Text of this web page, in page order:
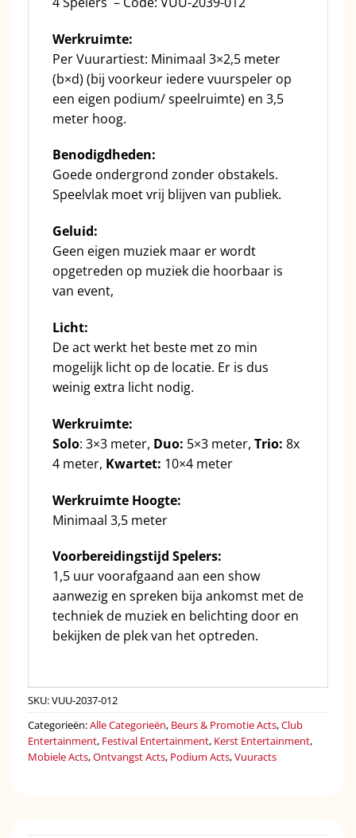
Werkruimte:
Per Vuurartiest: Minimaal 3×2,5 meter
(b×d) (bij voorkeur iedere vuurspeler op
een eigen podium/ speelruimte) en 3,5
meter hoog.
Benodigdheden:
Goede ondergrond zonder obstakels.
Speelvlak moet vrij blijven van publiek.
Geluid:
Geen eigen muziek maar er wordt
opgetreden op muziek die hoorbaar is
van event,
Licht:
De act werkt het beste met zo min
mogelijk licht op de locatie. Er is dus
weinig extra licht nodig.
Werkruimte:
Solo: 3×3 meter, Duo: 5×3 meter, Trio: 8x
4 meter, Kwartet: 10×4 meter
Werkruimte Hoogte:
Minimaal 3,5 meter
Voorbereidingstijd Spelers:
1,5 uur voorafgaand aan een show
aanwezig en spreken bija ankomst met de
techniek de muziek en belichting door en
bekijken de plek van het optreden.
SKU:VUU-2037-012
Categorieën:Alle Categorieën, Beurs & Promotie Acts,Club
Entertainment, Festival Entertainment, Kerst Entertainment,
Mobiele Acts,Ontvangst Acts, Podium Acts,Vuuracts